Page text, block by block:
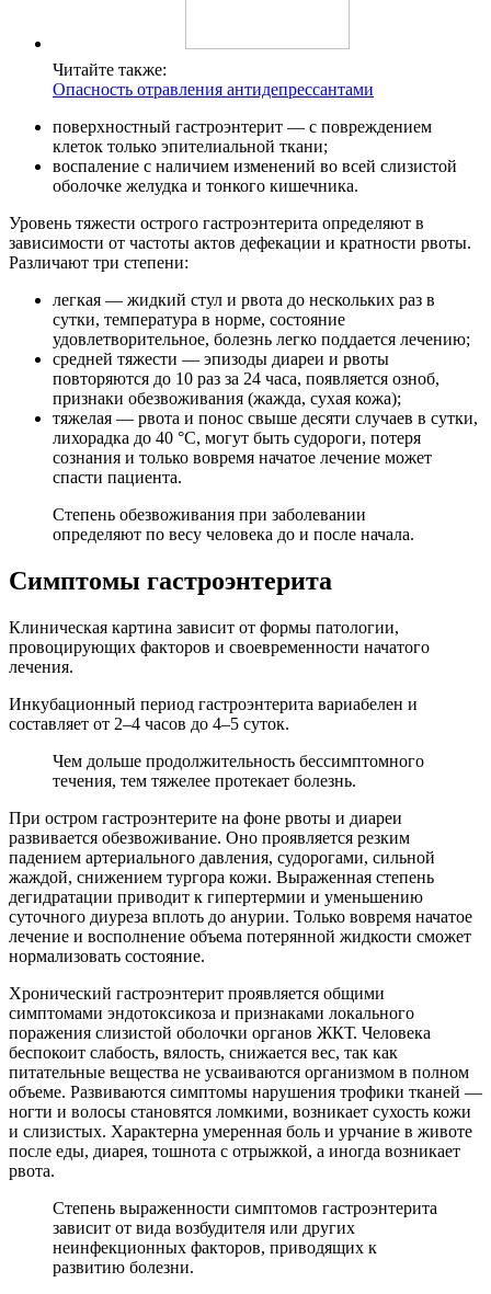
Читайте также:
Опасность отравления антидепрессантами
поверхностный гастроэнтерит — с повреждением
клеток только эпителиальной ткани;
воспаление с наличием изменений во всей слизистой
оболочке желудка и тонкого кишечника.
Уровень тяжести острого гастроэнтерита определяют в
зависимости от частоты актов дефекации и кратности рвоты.
Различают три степени:
легкая — жидкий стул и рвота до нескольких раз в
сутки, температура в норме, состояние
удовлетворительное, болезнь легко поддается лечению;
средней тяжести — эпизоды диареи и рвоты
повторяются до 10 раз за 24 часа, появляется озноб,
признаки обезвоживания (жажда, сухая кожа);
тяжелая — рвота и понос свыше десяти случаев в сутки,
лихорадка до 40 °C, могут быть судороги, потеря
сознания и только вовремя начатое лечение может
спасти пациента.
Степень обезвоживания при заболевании
определяют по весу человека до и после начала.
Симптомы гастроэнтерита
Клиническая картина зависит от формы патологии,
провоцирующих факторов и своевременности начатого
лечения.
Инкубационный период гастроэнтерита вариабелен и
составляет от 2–4 часов до 4–5 суток.
Чем дольше продолжительность бессимптомного
течения, тем тяжелее протекает болезнь.
При остром гастроэнтерите на фоне рвоты и диареи
развивается обезвоживание. Оно проявляется резким
падением артериального давления, судорогами, сильной
жаждой, снижением тургора кожи. Выраженная степень
дегидратации приводит к гипертермии и уменьшению
суточного диуреза вплоть до анурии. Только вовремя начатое
лечение и восполнение объема потерянной жидкости сможет
нормализовать состояние.
Хронический гастроэнтерит проявляется общими
симптомами эндотоксикоза и признаками локального
поражения слизистой оболочки органов ЖКТ. Человека
беспокоит слабость, вялость, снижается вес, так как
питательные вещества не усваиваются организмом в полном
объеме. Развиваются симптомы нарушения трофики тканей —
ногти и волосы становятся ломкими, возникает сухость кожи
и слизистых. Характерна умеренная боль и урчание в животе
после еды, диарея, тошнота с отрыжкой, а иногда возникает
рвота.
Степень выраженности симптомов гастроэнтерита
зависит от вида возбудителя или других
неинфекционных факторов, приводящих к
развитию болезни.